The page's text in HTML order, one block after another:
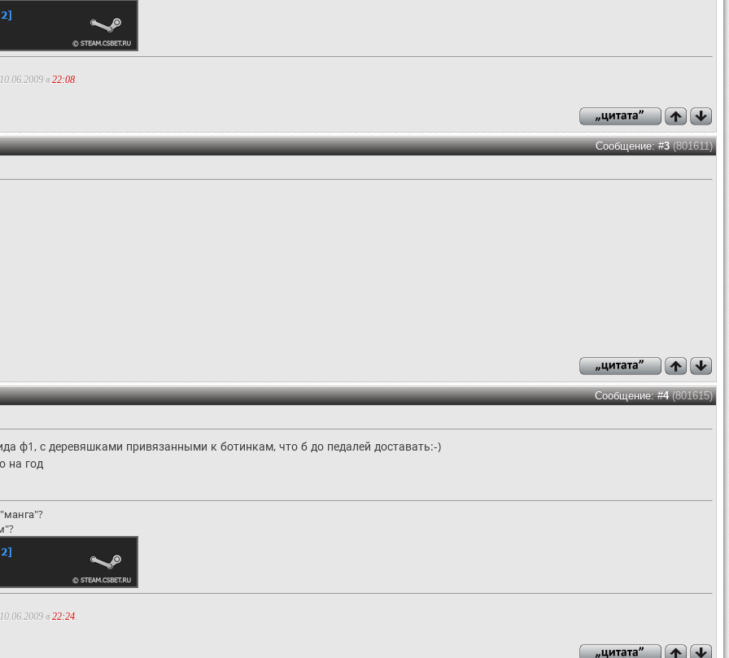
в 22:08
Сообщение: #3(801611)
Сообщение: #4(801615)
ф1, с деревяшками привязанными к ботинкам, что б до педалей доставать:-)
на год
в 22:24